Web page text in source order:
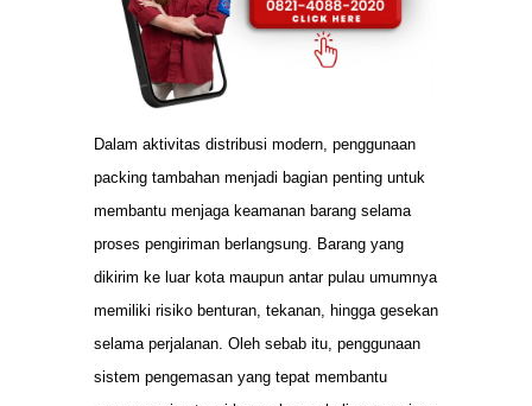
Dalam aktivitas distribusi modern, penggunaan
packing tambahan menjadi bagian penting untuk
membantu menjaga keamanan barang selama
proses pengiriman berlangsung. Barang yang
dikirim ke luar kota maupun antar pulau umumnya
memiliki risiko benturan, tekanan, hingga gesekan
selama perjalanan. Oleh sebab itu, penggunaan
sistem pengemasan yang tepat membantu